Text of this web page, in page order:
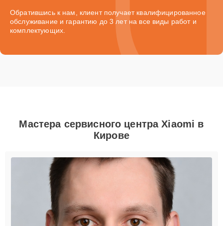
Обратившись к нам, клиент получает квалифицированное
обслуживание и гарантию до 3 лет на все виды работ и
комплектующих.
Мастера сервисного центра Xiaomi в
Кирове